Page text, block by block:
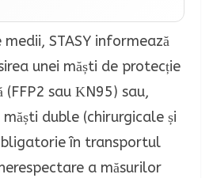
STASY informează
unei măști de protecție
sau ΚN95) sau,
duble (chirurgicale și
în transportul
a măsurilor